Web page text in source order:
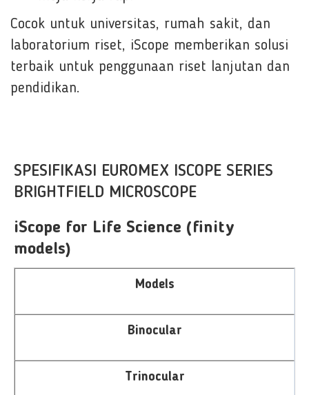
Cocok untuk universitas, rumah sakit, dan
laboratorium riset, iScope memberikan solusi
terbaik untuk penggunaan riset lanjutan dan
pendidikan.
SPESIFIKASI EUROMEX ISCOPE SERIES
BRIGHTFIELD MICROSCOPE
iScope for Life Science (finity
models)
Models
Binocular
Trinocular